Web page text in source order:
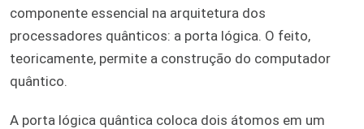
componente essencial na arquitetura dos
processadores quânticos: a porta lógica. O feito,
teoricamente, permite a construção do computador
quântico.
A porta lógica quântica coloca dois átomos em um